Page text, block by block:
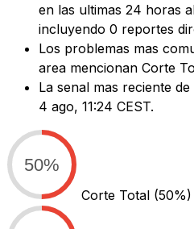
en las ultimas 24 horas
incluyendo 0 reportes
Los problemas mas
area mencionan Corte
La senal mas reciente
4 ago, 11:24 CEST.
50%
Corte Total (50%)